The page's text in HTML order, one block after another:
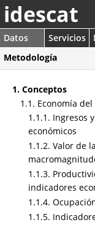
idescat
Datos Servicios
Metodología
1. Conceptos
1.1. Economía
1.1.1. Ingresos
económicos
1.1.2. Valor de
1.1.3.
indicadores
1.1.4.
1.1.5.